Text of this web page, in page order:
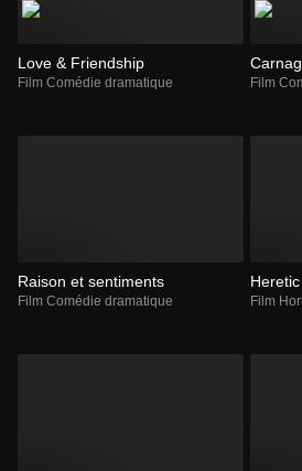
Love & Friendship
Film Comédie dramatique Film
Raison et sentiments
Film Comédie dramatique
Heretic
Film